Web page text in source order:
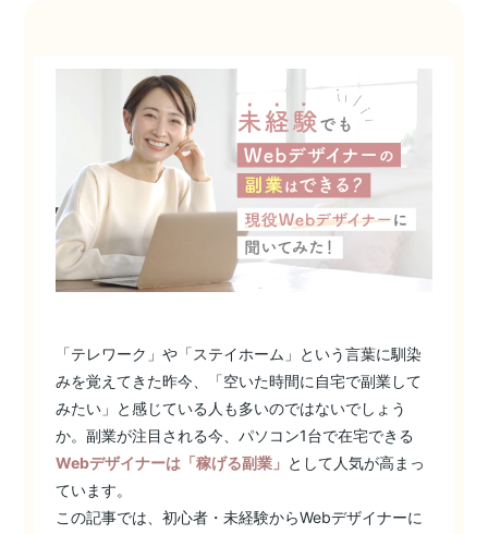
「テレワーク」や「ステイホーム」という言葉に馴染
みを覚えてきた昨今、「空いた時間に自宅で副業して
みたい」と感じている人も多いのではないでしょう
か。副業が注目される今、パソコン1台で在宅できる
Webデザイナーは「稼げる副業」 として人気が高まっ
ています。
この記事では、初心者・未経験からWebデザイナーに